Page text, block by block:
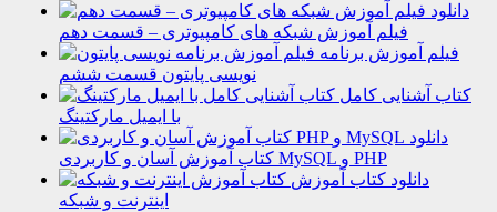
دانلود
فیلم آموزش شبکه های کامپیوتری – قسمت دهم
فیلم آموزش برنامه
نویسی پایتون قسمت ششم
کتاب آشنایی کامل
با ایمیل مارکتینگ
دانلود
کتاب آموزش آسان و کاربردی MySQL و PHP
دانلود کتاب آموزش
اینترنت و شبکه